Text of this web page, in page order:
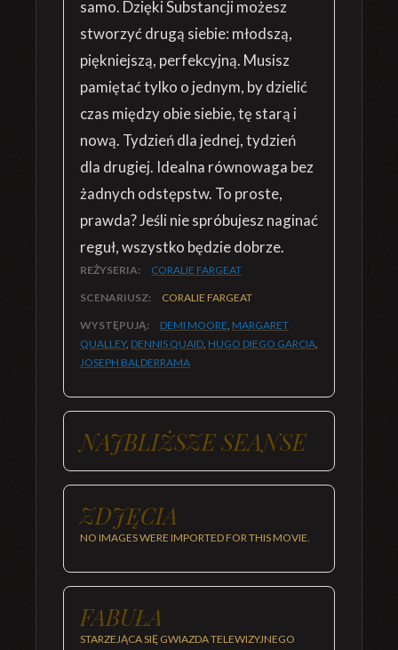
samo. Dzięki Substancji możesz
stworzyć drugą siebie: młodszą,
piękniejszą, perfekcyjną. Musisz
pamiętać tylko o jednym, by dzielić
czas między obie siebie, tę starą i
nową. Tydzień dla jednej, tydzień
dla drugiej. Idealna równowaga bez
żadnych odstępstw. To proste,
prawda? Jeśli nie spróbujesz naginać
reguł, wszystko będzie dobrze.
REŻYSERIA: CORALIE FARGEAT
SCENARIUSZ: CORALIE FARGEAT
WYSTĘPUJĄ: DEMI MOORE, MARGARET
QUALLEY, DENNIS QUAID, HUGO DIEGO GARCIA,
JOSEPH BALDERRAMA
NAJBLIŻSZE SEANSE
ZDJĘCIA
NO IMAGES WERE IMPORTED FOR THIS MOVIE.
FABUŁA
STARZEJĄCA SIĘ GWIAZDA TELEWIZYJNEGO